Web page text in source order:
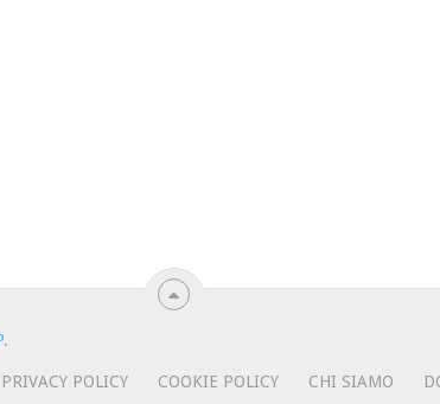
.
PRIVACY POLICY COOKIE POLICY CHI SIAMO